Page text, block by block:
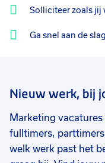
Solliciteer zoals jij
Ga snel aan de slag
Nieuw werk, bij
Marketing
fulltimers,
welk werk past het
25 - 32 uur 1